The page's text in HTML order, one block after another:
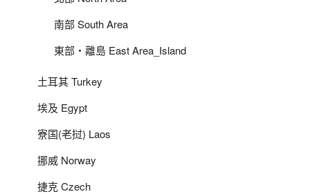
南部 South Area
東部‧離島 East Area_Island
土耳其 Turkey
埃及 Egypt
寮国(老挝) Laos
挪威 Norway
捷克 Czech